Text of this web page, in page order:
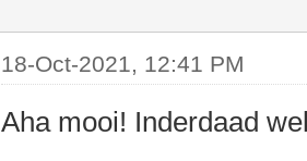
18-Oct-2021, 12:41 PM
Aha mooi! Inderdaad